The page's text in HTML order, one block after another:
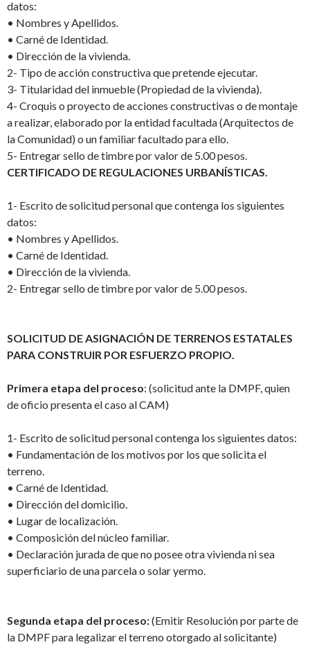
datos:
• Nombres y Apellidos.
• Carné de Identidad.
• Dirección de la vivienda.
2- Tipo de acción constructiva que pretende ejecutar.
3- Titularidad del inmueble (Propiedad de la vivienda).
4- Croquis o proyecto de acciones constructivas o de montaje
a realizar, elaborado por la entidad facultada (Arquitectos de
la Comunidad) o un familiar facultado para ello.
5- Entregar sello de timbre por valor de 5.00 pesos.
CERTIFICADO DE REGULACIONES URBANÍSTICAS.
1- Escrito de solicitud personal que contenga los siguientes
datos:
• Nombres y Apellidos.
• Carné de Identidad.
• Dirección de la vivienda.
2- Entregar sello de timbre por valor de 5.00 pesos.
SOLICITUD DE ASIGNACIÓN DE TERRENOS ESTATALES
PARA CONSTRUIR POR ESFUERZO PROPIO.
Primera etapa del proceso: (solicitud ante la DMPF, quien
de oficio presenta el caso al CAM)
1- Escrito de solicitud personal contenga los siguientes datos:
• Fundamentación de los motivos por los que solicita el
terreno.
• Carné de Identidad.
• Dirección del domicilio.
• Lugar de localización.
• Composición del núcleo familiar.
• Declaración jurada de que no posee otra vivienda ni sea
superficiario de una parcela o solar yermo.
Segunda etapa del proceso:(Emitir Resolución por parte de
la DMPF para legalizar el terreno otorgado al solicitante)